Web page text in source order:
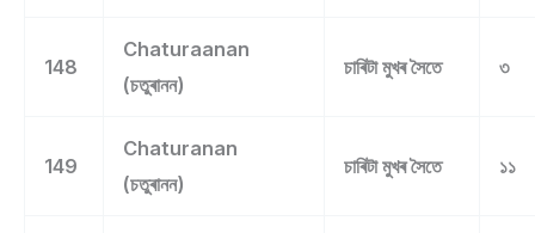
148
Chaturaanan
(চতুৰানন)
চাৰিটা মুখৰ সৈতে ৩
149
Chaturanan
(চতুৰানন)
চাৰিটা মুখৰ সৈতে ১১